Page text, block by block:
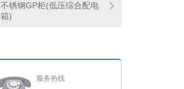
不锈钢GP柜(低压综合配电
箱)
服务热线